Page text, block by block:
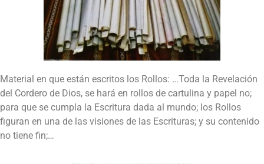
Material en que están escritos los Rollos: …Toda la Revelación
del Cordero de Dios, se hará en rollos de cartulina y papel no;
para que se cumpla la Escritura dada al mundo; los Rollos
figuran en una de las visiones de las Escrituras; y su contenido
no tiene fin;…